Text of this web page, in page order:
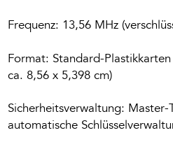
Frequenz: 13,56 MHz
Format: Standard-
ca. 8,56 x 5,398 cm)
Sicherheitsverwaltung:
automatische